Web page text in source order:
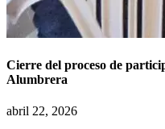
Cierre del proceso de
Alumbrera
abril 22, 2026